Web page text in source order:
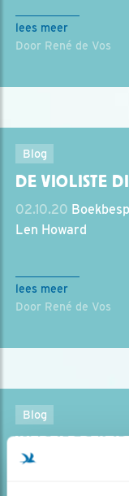
lees meer
Door René de Vos
Blog
DE VIOLISTE
02.10.20
Len Howard
lees meer
Door René de Vos
Blog